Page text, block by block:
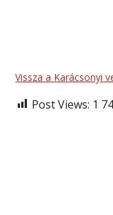
Vissza a Karácsonyi
Post Views: 1